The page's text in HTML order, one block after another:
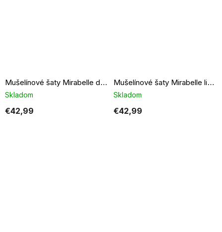
Mušelínové šaty Mirabelle dusty pink
Skladom
€42,99
Mušelínové šaty Mirabelle light khaki
Skladom
€42,99